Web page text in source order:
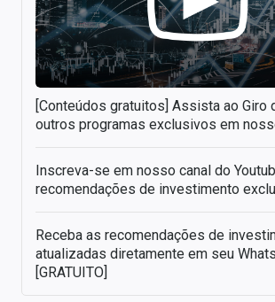
[Conteúdos gratuitos] Assista ao Giro
outros programas exclusivos em
Inscreva-se em nosso canal do
recomendações de investimento
Receba as recomendações de
atualizadas diretamente em seu
[GRATUITO]